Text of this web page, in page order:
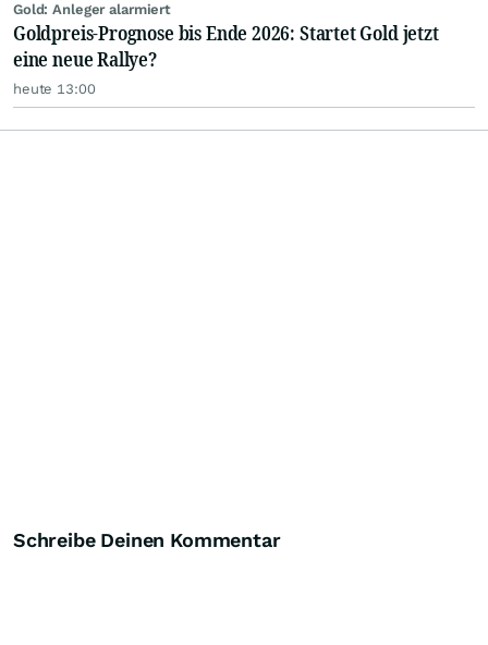
Gold: Anleger alarmiert
Goldpreis-Prognose bis Ende 2026: Startet Gold jetzt
eine neue Rallye?
heute 13:00
Schreibe Deinen Kommentar